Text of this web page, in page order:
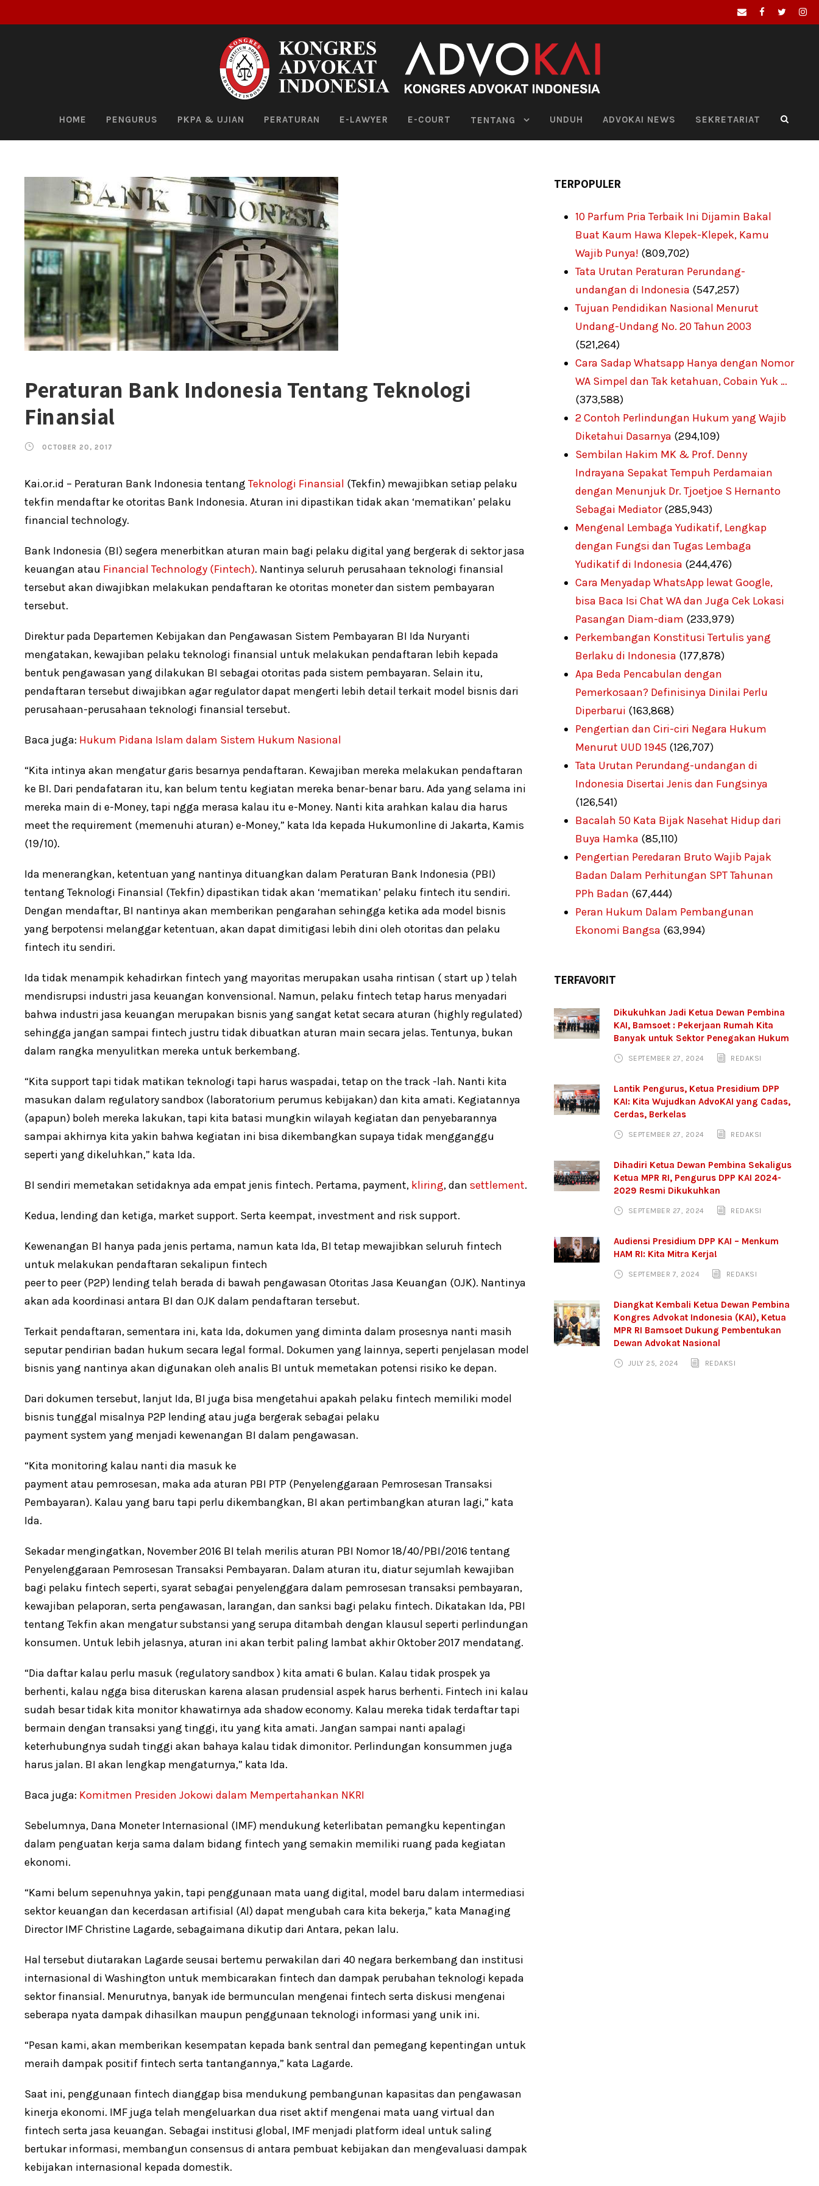
HOME PENGURUS PKPA & UJIAN PERATURAN E-LAWYER E-COURT TENTANG UNDUH ADVOKAI NEWS SEKRETARIAT
Peraturan Bank Indonesia Tentang Teknologi
Finansial
OCTOBER 20, 2017
Kai.or.id – Peraturan Bank Indonesia tentang Teknologi Finansial (Tekfin) mewajibkan setiap pelaku
tekfin mendaftar ke otoritas Bank Indonesia. Aturan ini dipastikan tidak akan ‘mematikan’ pelaku
financial technology.
Bank Indonesia (BI) segera menerbitkan aturan main bagi pelaku digital yang bergerak di sektor jasa
keuangan atau Financial Technology (Fintech). Nantinya seluruh perusahaan teknologi finansial
tersebut akan diwajibkan melakukan pendaftaran ke otoritas moneter dan sistem pembayaran
tersebut.
Direktur pada Departemen Kebijakan dan Pengawasan Sistem Pembayaran BI Ida Nuryanti
mengatakan, kewajiban pelaku teknologi finansial untuk melakukan pendaftaran lebih kepada
bentuk pengawasan yang dilakukan BI sebagai otoritas pada sistem pembayaran. Selain itu,
pendaftaran tersebut diwajibkan agar regulator dapat mengerti lebih detail terkait model bisnis dari
perusahaan-perusahaan teknologi finansial tersebut.
Baca juga: Hukum Pidana Islam dalam Sistem Hukum Nasional
“Kita intinya akan mengatur garis besarnya pendaftaran. Kewajiban mereka melakukan pendaftaran
ke BI. Dari pendafataran itu, kan belum tentu kegiatan mereka benar-benar baru. Ada yang selama ini
mereka main di e-Money, tapi ngga merasa kalau itu e-Money. Nanti kita arahkan kalau dia harus
meet the requirement (memenuhi aturan) e-Money,” kata Ida kepada Hukumonline di Jakarta, Kamis
(19/10).
Ida menerangkan, ketentuan yang nantinya dituangkan dalam Peraturan Bank Indonesia (PBI)
tentang Teknologi Finansial (Tekfin) dipastikan tidak akan ‘mematikan’ pelaku fintech itu sendiri.
Dengan mendaftar, BI nantinya akan memberikan pengarahan sehingga ketika ada model bisnis
yang berpotensi melanggar ketentuan, akan dapat dimitigasi lebih dini oleh otoritas dan pelaku
fintech itu sendiri.
Ida tidak menampik kehadirkan fintech yang mayoritas merupakan usaha rintisan ( start up ) telah
mendisrupsi industri jasa keuangan konvensional. Namun, pelaku fintech tetap harus menyadari
bahwa industri jasa keuangan merupakan bisnis yang sangat ketat secara aturan (highly regulated)
sehingga jangan sampai fintech justru tidak dibuatkan aturan main secara jelas. Tentunya, bukan
dalam rangka menyulitkan mereka untuk berkembang.
“Kita support tapi tidak matikan teknologi tapi harus waspadai, tetap on the track -lah. Nanti kita
masukan dalam regulatory sandbox (laboratorium perumus kebijakan) dan kita amati. Kegiatannya
(apapun) boleh mereka lakukan, tapi kita batasi mungkin wilayah kegiatan dan penyebarannya
sampai akhirnya kita yakin bahwa kegiatan ini bisa dikembangkan supaya tidak mengganggu
seperti yang dikeluhkan,” kata Ida.
BI sendiri memetakan setidaknya ada empat jenis fintech. Pertama, payment, kliring, dan settlement.
Kedua, lending dan ketiga, market support. Serta keempat, investment and risk support.
Kewenangan BI hanya pada jenis pertama, namun kata Ida, BI tetap mewajibkan seluruh fintech
untuk melakukan pendaftaran sekalipun fintech
peer to peer (P2P) lending telah berada di bawah pengawasan Otoritas Jasa Keuangan (OJK). Nantinya
akan ada koordinasi antara BI dan OJK dalam pendaftaran tersebut.
Terkait pendaftaran, sementara ini, kata Ida, dokumen yang diminta dalam prosesnya nanti masih
seputar pendirian badan hukum secara legal formal. Dokumen yang lainnya, seperti penjelasan model
bisnis yang nantinya akan digunakan oleh analis BI untuk memetakan potensi risiko ke depan.
Dari dokumen tersebut, lanjut Ida, BI juga bisa mengetahui apakah pelaku fintech memiliki model
bisnis tunggal misalnya P2P lending atau juga bergerak sebagai pelaku
payment system yang menjadi kewenangan BI dalam pengawasan.
“Kita monitoring kalau nanti dia masuk ke
payment atau pemrosesan, maka ada aturan PBI PTP (Penyelenggaraan Pemrosesan Transaksi
Pembayaran). Kalau yang baru tapi perlu dikembangkan, BI akan pertimbangkan aturan lagi,” kata
Ida.
Sekadar mengingatkan, November 2016 BI telah merilis aturan PBI Nomor 18/40/PBI/2016 tentang
Penyelenggaraan Pemrosesan Transaksi Pembayaran. Dalam aturan itu, diatur sejumlah kewajiban
bagi pelaku fintech seperti, syarat sebagai penyelenggara dalam pemrosesan transaksi pembayaran,
kewajiban pelaporan, serta pengawasan, larangan, dan sanksi bagi pelaku fintech. Dikatakan Ida, PBI
tentang Tekfin akan mengatur substansi yang serupa ditambah dengan klausul seperti perlindungan
konsumen. Untuk lebih jelasnya, aturan ini akan terbit paling lambat akhir Oktober 2017 mendatang.
“Dia daftar kalau perlu masuk (regulatory sandbox ) kita amati 6 bulan. Kalau tidak prospek ya
berhenti, kalau ngga bisa diteruskan karena alasan prudensial aspek harus berhenti. Fintech ini kalau
sudah besar tidak kita monitor khawatirnya ada shadow economy. Kalau mereka tidak terdaftar tapi
bermain dengan transaksi yang tinggi, itu yang kita amati. Jangan sampai nanti apalagi
keterhubungnya sudah tinggi akan bahaya kalau tidak dimonitor. Perlindungan konsummen juga
harus jalan. BI akan lengkap mengaturnya,” kata Ida.
Baca juga: Komitmen Presiden Jokowi dalam Mempertahankan NKRI
Sebelumnya, Dana Moneter Internasional (IMF) mendukung keterlibatan pemangku kepentingan
dalam penguatan kerja sama dalam bidang fintech yang semakin memiliki ruang pada kegiatan
ekonomi.
“Kami belum sepenuhnya yakin, tapi penggunaan mata uang digital, model baru dalam intermediasi
sektor keuangan dan kecerdasan artifisial (Al) dapat mengubah cara kita bekerja,” kata Managing
Director IMF Christine Lagarde, sebagaimana dikutip dari Antara, pekan lalu.
Hal tersebut diutarakan Lagarde seusai bertemu perwakilan dari 40 negara berkembang dan institusi
internasional di Washington untuk membicarakan fintech dan dampak perubahan teknologi kepada
sektor finansial. Menurutnya, banyak ide bermunculan mengenai fintech serta diskusi mengenai
seberapa nyata dampak dihasilkan maupun penggunaan teknologi informasi yang unik ini.
“Pesan kami, akan memberikan kesempatan kepada bank sentral dan pemegang kepentingan untuk
meraih dampak positif fintech serta tantangannya,” kata Lagarde.
Saat ini, penggunaan fintech dianggap bisa mendukung pembangunan kapasitas dan pengawasan
kinerja ekonomi. IMF juga telah mengeluarkan dua riset aktif mengenai mata uang virtual dan
fintech serta jasa keuangan. Sebagai institusi global, IMF menjadi platform ideal untuk saling
bertukar informasi, membangun consensus di antara pembuat kebijakan dan mengevaluasi dampak
kebijakan internasional kepada domestik.
TERPOPULER
10 Parfum Pria Terbaik Ini Dijamin Bakal
Buat Kaum Hawa Klepek-Klepek, Kamu
Wajib Punya! (809,702)
Tata Urutan Peraturan Perundang-
undangan di Indonesia (547,257)
Tujuan Pendidikan Nasional Menurut
Undang-Undang No. 20 Tahun 2003
(521,264)
Cara Sadap Whatsapp Hanya dengan Nomor
WA Simpel dan Tak ketahuan, Cobain Yuk …
(373,588)
2 Contoh Perlindungan Hukum yang Wajib
Diketahui Dasarnya (294,109)
Sembilan Hakim MK & Prof. Denny
Indrayana Sepakat Tempuh Perdamaian
dengan Menunjuk Dr. Tjoetjoe S Hernanto
Sebagai Mediator (285,943)
Mengenal Lembaga Yudikatif, Lengkap
dengan Fungsi dan Tugas Lembaga
Yudikatif di Indonesia (244,476)
Cara Menyadap WhatsApp lewat Google,
bisa Baca Isi Chat WA dan Juga Cek Lokasi
Pasangan Diam-diam (233,979)
Perkembangan Konstitusi Tertulis yang
Berlaku di Indonesia (177,878)
Apa Beda Pencabulan dengan
Pemerkosaan? Definisinya Dinilai Perlu
Diperbarui (163,868)
Pengertian dan Ciri-ciri Negara Hukum
Menurut UUD 1945 (126,707)
Tata Urutan Perundang-undangan di
Indonesia Disertai Jenis dan Fungsinya
(126,541)
Bacalah 50 Kata Bijak Nasehat Hidup dari
Buya Hamka (85,110)
Pengertian Peredaran Bruto Wajib Pajak
Badan Dalam Perhitungan SPT Tahunan
PPh Badan (67,444)
Peran Hukum Dalam Pembangunan
Ekonomi Bangsa (63,994)
TERFAVORIT
Dikukuhkan Jadi Ketua Dewan Pembina
KAI, Bamsoet : Pekerjaan Rumah Kita
Banyak untuk Sektor Penegakan Hukum
SEPTEMBER 27, 2024 REDAKSI
Lantik Pengurus, Ketua Presidium DPP
KAI: Kita Wujudkan AdvoKAI yang Cadas,
Cerdas, Berkelas
SEPTEMBER 27, 2024 REDAKSI
Dihadiri Ketua Dewan Pembina Sekaligus
Ketua MPR RI, Pengurus DPP KAI 2024-
2029 Resmi Dikukuhkan
SEPTEMBER 27, 2024 REDAKSI
Audiensi Presidium DPP KAI – Menkum
HAM RI: Kita Mitra Kerja!
SEPTEMBER 7, 2024 REDAKSI
Diangkat Kembali Ketua Dewan Pembina
Kongres Advokat Indonesia (KAI), Ketua
MPR RI Bamsoet Dukung Pembentukan
Dewan Advokat Nasional
JULY 25, 2024 REDAKSI